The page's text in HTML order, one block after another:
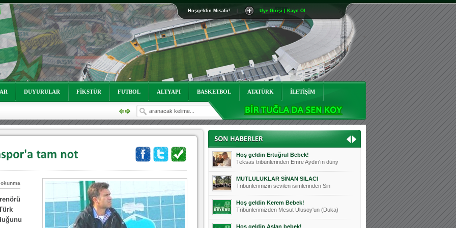
Hoşgeldin Misafir! Üye Girişi | Kayıt Ol
DUYURULAR FİKSTÜR FUTBOL ALTYAPI BASKETBOL ATATÜRK İLETİŞİM
Mutluluklar Ceyhun Tetik
Teksas tribünlerinin sevilen isimlerinde
Bursasporumuzun önü açılsın is
Teksaslı Bursasporlular Derneği Başkanı
Hoş geldin Alaz Bebek!
Teksas.org sistem yöneticisi, ekibimizin
Hoş geldin Göktuğ Bebek!
Teksas.org ekibimizden ve tribünlerimizi
Hoş geldin Kadir Kağan Bebek!
Teksas tribünlerinden Basri İleri'nin dü
Hoş geldin Ertuğrul Bebek!
Teksas tribünlerinden Emre Aydın'ın düny
MUTLULUKLAR SİNAN SILACI
Tribünlerimizin sevilen isimlerinden Sin
Hoş geldin Kerem Bebek!
Tribünlerimizden Mesut Ulusoy'un (Duka)
Hoş geldin Aslan bebek!